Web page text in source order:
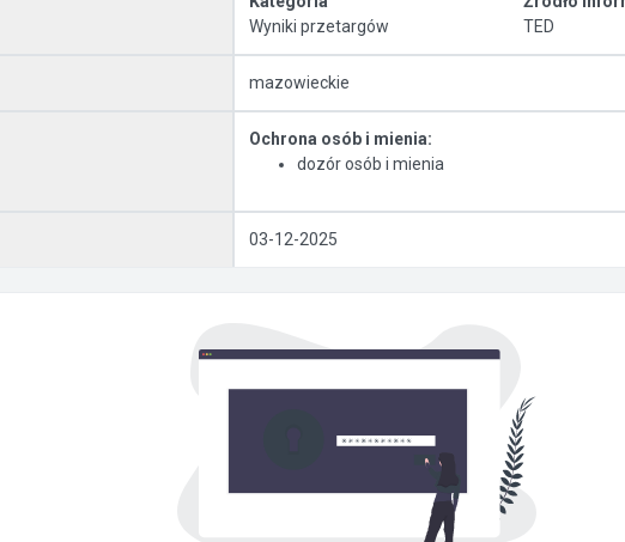
Wyniki przetargów
TED
mazowieckie
Ochrona osób i mienia:
dozór osób i mienia
03-12-2025